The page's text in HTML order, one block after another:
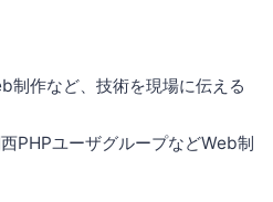
制作など、技術を現場に伝える
PHPユーザグループなどWeb制